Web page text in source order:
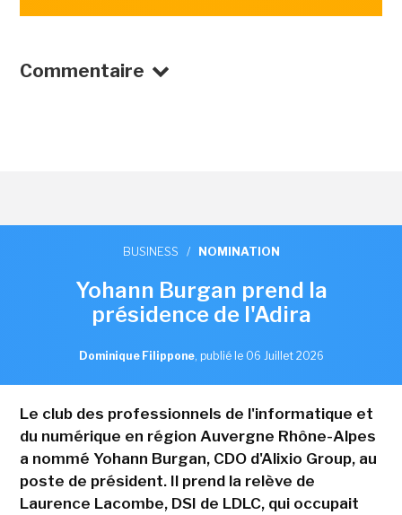
Commentaire
BUSINESS / NOMINATION
Yohann Burgan prend la
présidence de l'Adira
Dominique Filippone, publié le 06 Juillet 2026
Le club des professionnels de l'informatique et
du numérique en région Auvergne Rhône-Alpes
a nommé Yohann Burgan, CDO d'Alixio Group, au
poste de président. Il prend la relève de
Laurence Lacombe, DSI de LDLC, qui occupait